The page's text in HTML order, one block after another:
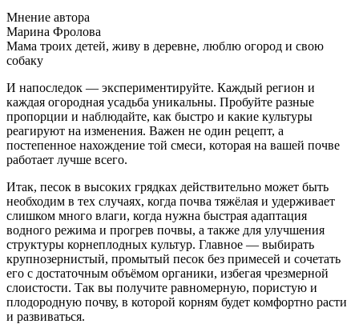
Мнение автора
Марина Фролова
Мама троих детей, живу в деревне, люблю огород и свою
собаку
И напоследок — экспериментируйте. Каждый регион и
каждая огородная усадьба уникальны. Пробуйте разные
пропорции и наблюдайте, как быстро и какие культуры
реагируют на изменения. Важен не один рецепт, а
постепенное нахождение той смеси, которая на вашей почве
работает лучше всего.
Итак, песок в высоких грядках действительно может быть
необходим в тех случаях, когда почва тяжёлая и удерживает
слишком много влаги, когда нужна быстрая адаптация
водного режима и прогрев почвы, а также для улучшения
структуры корнеплодных культур. Главное — выбирать
крупнозернистый, промытый песок без примесей и сочетать
его с достаточным объёмом органики, избегая чрезмерной
слоистости. Так вы получите равномерную, пористую и
плодородную почву, в которой корням будет комфортно расти
и развиваться.